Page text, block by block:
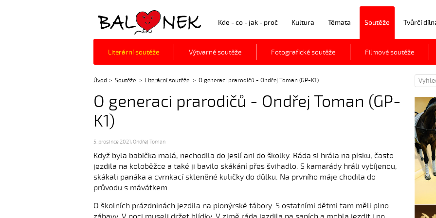
Balónek z.s. Kde - co - jak - proč Kultura Témata Soutěže Tvůrčí
Literární soutěže Výtvarné soutěže Fotografické soutěže Filmové soutěže
Úvod Soutěže Literární soutěže O generaci prarodičů - Ondřej Toman (GP-K1)
O generaci prarodičů - Ondřej Toman (GP-
K1)
5. prosince 2021, Ondřej Toman
Když byla babička malá, nechodila do jeslí ani do školky. Ráda si hrála na písku, často
jezdila na koloběžce a také ji bavilo skákání přes švihadlo. S kamarády hráli vybíjenou,
skákali panáka a cvrnkací skleněné kuličky do důlku. Na prvního máje chodila do
průvodu s mávátkem.
O školních prázdninách jezdila na pionýrské tábory. S ostatními dětmi tam měli plno